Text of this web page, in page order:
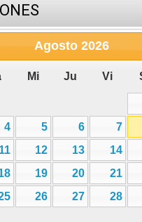
Agosto 2026
Mi Ju Vi
4 5 6 7
11 12 13 14
19 20 21
26 27 28